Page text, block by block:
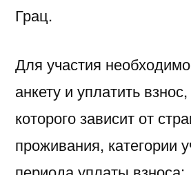
Грац.
Для участия
анкету и уплатить
которого зависит от
проживания, категории